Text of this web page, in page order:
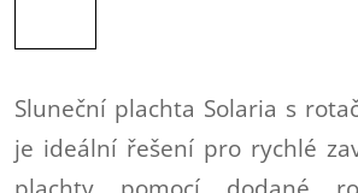
Sluneční plachta Solaria s
je ideální řešení pro rychlé